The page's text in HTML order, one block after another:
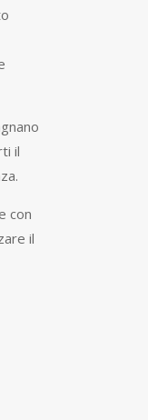
il
con
il